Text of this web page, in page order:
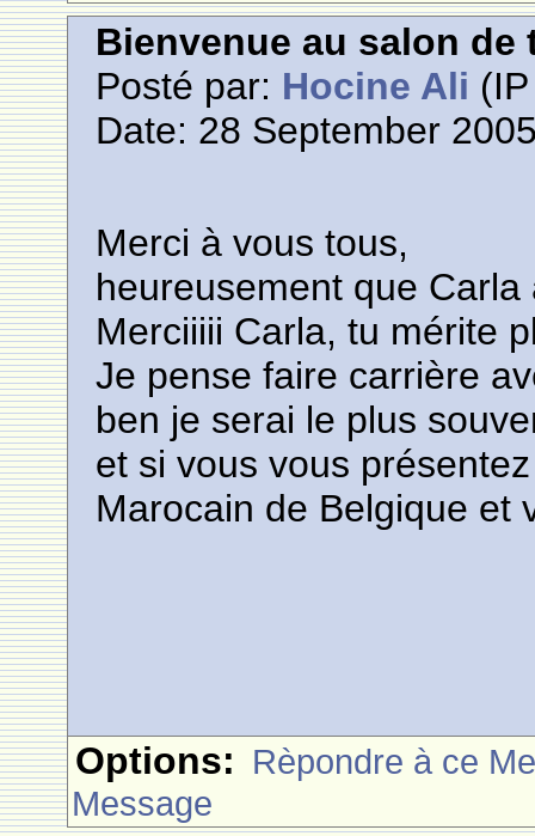
Bienvenue au salon de
Posté par: Hocine Ali
Date: 28 September
Merci à vous tous,
heureusement que
Merciiiii Carla, tu mérite
Je pense faire carrière
ben je serai le plus
et si vous vous
Marocain de Belgique et
Options: Rèpondre à ce
Message